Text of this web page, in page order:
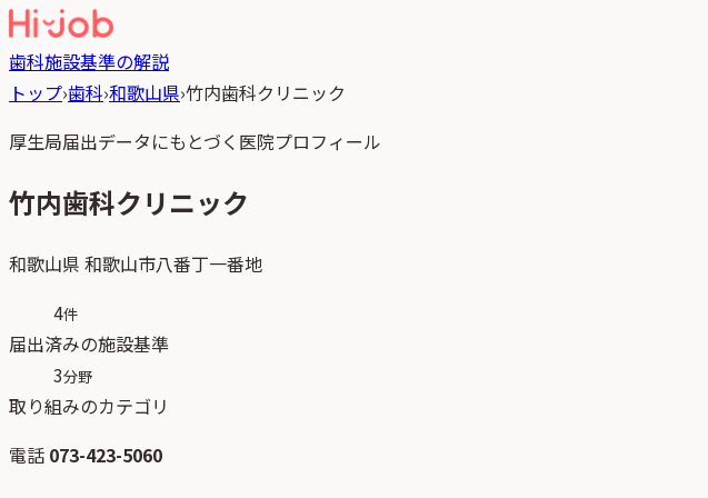
歯科施設基準の解説
トップ›歯科›和歌山県›竹内歯科クリニック
厚生局届出データにもとづく医院プロフィール
竹内歯科クリニック
和歌山県 和歌山市八番丁一番地
4件
届出済みの施設基準
3分野
取り組みのカテゴリ
電話 073-423-5060